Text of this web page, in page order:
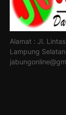
Alamat : Jl.
Lampung